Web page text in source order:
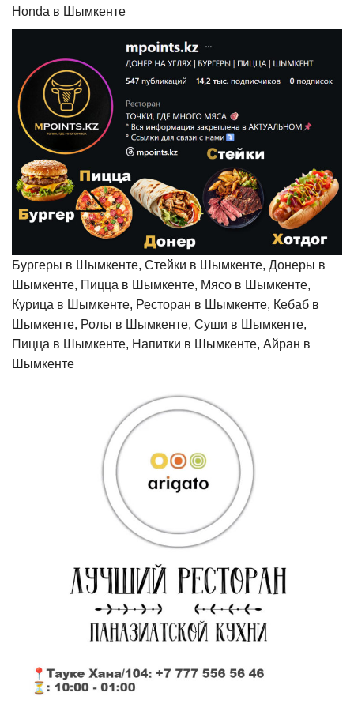
Honda в Шымкенте
Бургеры в Шымкенте, Стейки в Шымкенте, Донеры в
Шымкенте, Пицца в Шымкенте, Мясо в Шымкенте,
Курица в Шымкенте, Ресторан в Шымкенте, Кебаб в
Шымкенте, Ролы в Шымкенте, Суши в Шымкенте,
Пицца в Шымкенте, Напитки в Шымкенте, Айран в
Шымкенте